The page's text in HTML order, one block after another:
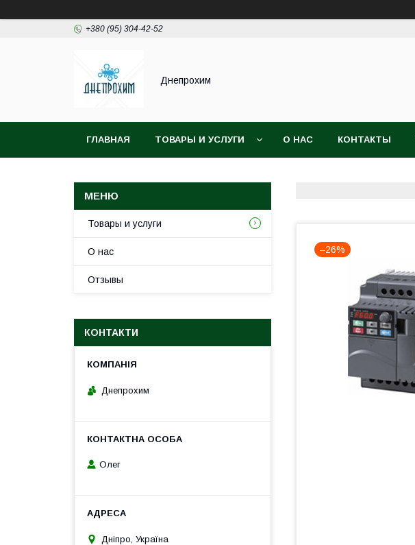
+380 (95) 304-42-52
Днепрохим
ГЛАВНАЯ ТОВАРЫ И УСЛУГИ О НАС КОНТАКТЫ
–26%
Товары и услуги
О нас
Отзывы
КОНТАКТИ
Днепрохим
Олег
Дніпро, Україна